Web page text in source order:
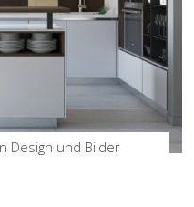
Design und Bilder